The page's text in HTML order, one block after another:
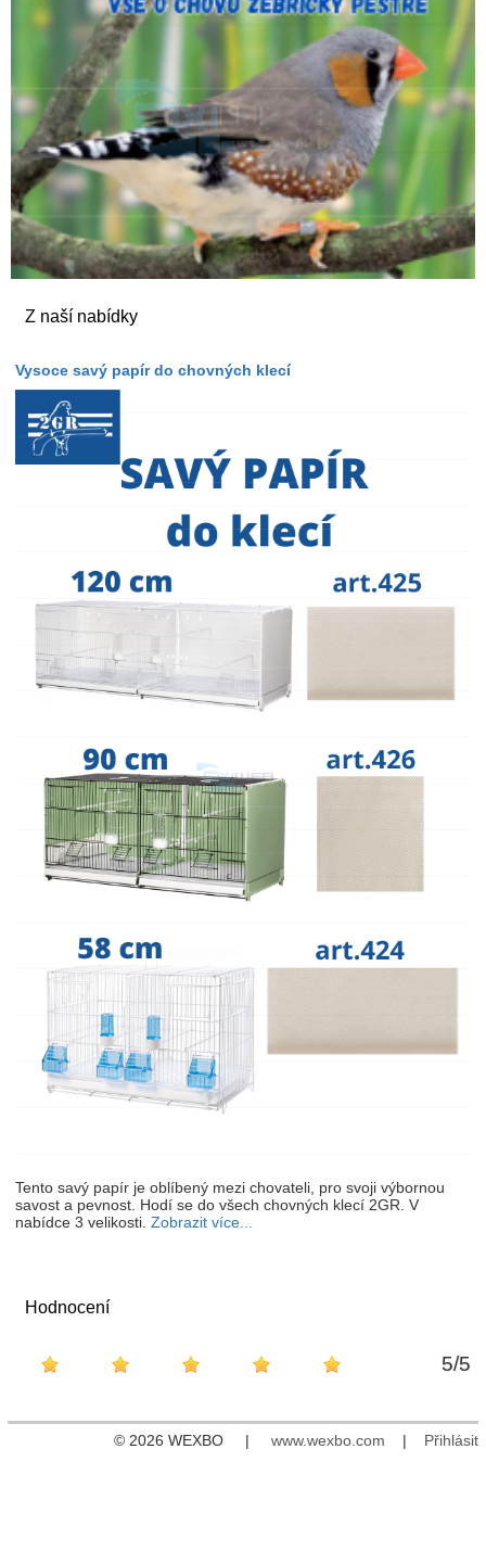
Z naší nabídky
Vysoce savý papír do chovných klecí
Tento savý papír je oblíbený mezi chovateli, pro svoji výbornou
savost a pevnost. Hodí se do všech chovných klecí 2GR. V
nabídce 3 velikosti. Zobrazit více...
Hodnocení
5/5
© 2026 WEXBO | www.wexbo.com | Přihlásit